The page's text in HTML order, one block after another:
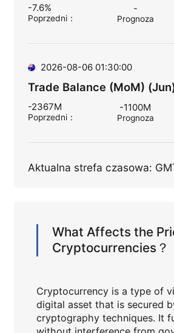
-7.6%
Poprzedni：
-
Prognoza
2026-08-06 01:30:00
Trade Balance (MoM)
-2367M
Poprzedni：
-1100M
Prognoza
Aktualna strefa czasowa:
What Affects the
Cryptocurrencies？
Cryptocurrency is a type of
digital asset that is secured
cryptography techniques. It